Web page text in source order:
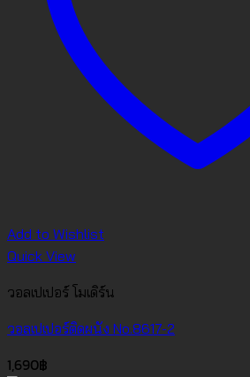
Add to Wishlist
Quick View
วอลเปเปอร์ โมเดิร์น
วอลเปเปอร์ติดผนัง No.8617-2
1,690฿